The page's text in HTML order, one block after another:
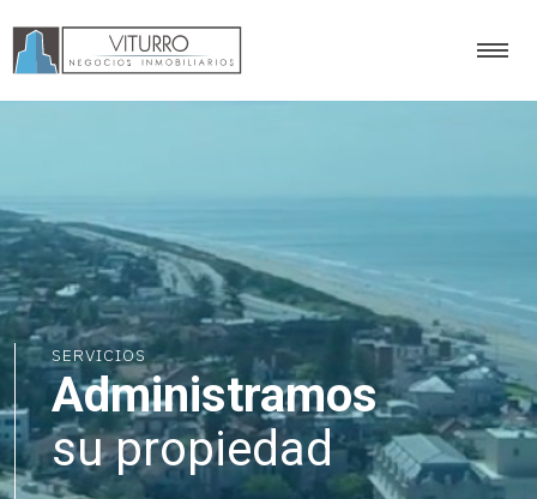
SERVICIOS
Administramos
su propiedad